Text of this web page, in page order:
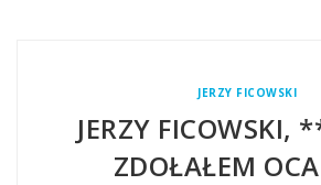
JERZY FICOWSKI
JERZY FICOWSKI,
ZDOŁAŁEM